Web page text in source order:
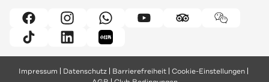
Impressum Datenschutz Barrierefreiheit Cookie-Einstellungen